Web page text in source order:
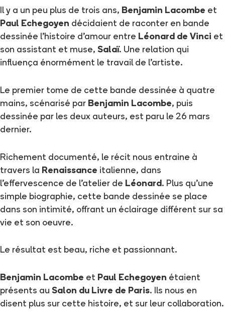
Il y a un peu plus de trois ans, Benjamin Lacombe et
Paul Echegoyen décidaient de raconter en bande
dessinée l'histoire d'amour entre Léonard de Vinci et
son assistant et muse, Salaï. Une relation qui
influença énormément le travail de l'artiste.
Le premier tome de cette bande dessinée à quatre
mains, scénarisé par Benjamin Lacombe, puis
dessinée par les deux auteurs, est paru le 26 mars
dernier.
Richement documenté, le récit nous entraine à
travers la Renaissance italienne, dans
l'effervescence de l'atelier de Léonard . Plus qu'une
simple biographie, cette bande dessinée se place
dans son intimité, offrant un éclairage différent sur sa
vie et son oeuvre.
Le résultat est beau, riche et passionnant.
Benjamin Lacombe et Paul Echegoyen étaient
présents au Salon du Livre de Paris. Ils nous en
disent plus sur cette histoire, et sur leur collaboration.